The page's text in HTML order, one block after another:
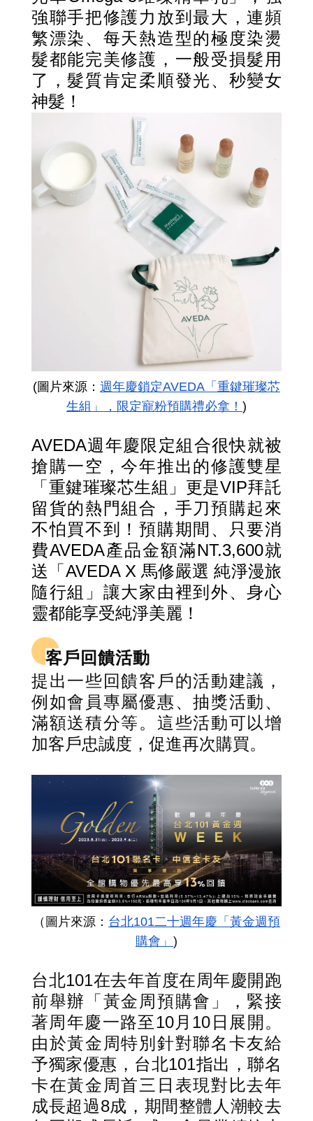
強聯手把修護力放到最大，連頻
繁漂染、每天熱造型的極度染燙
髮都能完美修護，一般受損髮用
了，髮質肯定柔順發光、秒變女
神髮！
(圖片來源： 週年慶鎖定AVEDA「重鍵璀璨芯
生組」，限定寵粉預購禮必拿！ )
AVEDA週年慶限定組合很快就被
搶購一空，今年推出的修護雙星
「重鍵璀璨芯生組」更是VIP拜託
留貨的熱門組合，手刀預購起來
不怕買不到！預購期間、只要消
費AVEDA產品金額滿NT.3,600就
送「AVEDA X 馬修嚴選 純淨漫旅
隨行組」讓大家由裡到外、身心
靈都能享受純淨美麗！
客戶回饋活動
提出一些回饋客戶的活動建議，
例如會員專屬優惠、抽獎活動、
滿額送積分等。這些活動可以增
加客戶忠誠度，促進再次購買。
（圖片來源： 台北101二十週年慶「黃金週預
購會」 )
台北101在去年首度在周年慶開跑
前舉辦「黃金周預購會」，緊接
著周年慶一路至10月10日展開。
由於黃金周特別針對聯名卡友給
予獨家優惠，台北101指出，聯名
卡在黃金周首三日表現對比去年
成長超過8成，期間整體人潮較去